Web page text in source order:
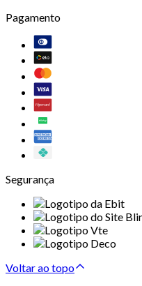
Pagamento
Segurança
Voltar ao topo